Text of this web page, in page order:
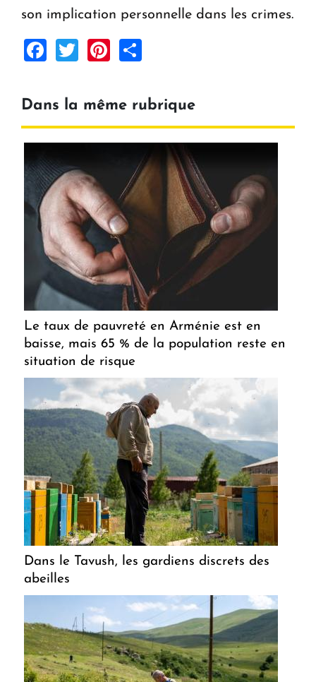
son implication personnelle dans les crimes.
Facebook
TwitterPinterest
Dans la même rubrique
Le taux de pauvreté en Arménie est en
baisse, mais 65 % de la population reste en
situation de risque
Dans le Tavush, les gardiens discrets des
abeilles